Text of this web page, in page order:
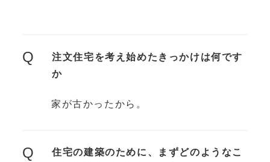
Q
注文住宅を考え始めたきっかけは何です
か
家が古かったから。
Q
住宅の建築のために、まずどのようなこ